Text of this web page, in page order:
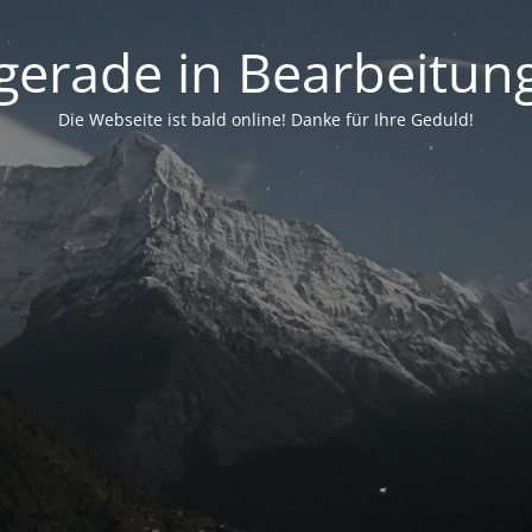
in
Die Webseite ist bald online! Danke für Ihre Geduld!